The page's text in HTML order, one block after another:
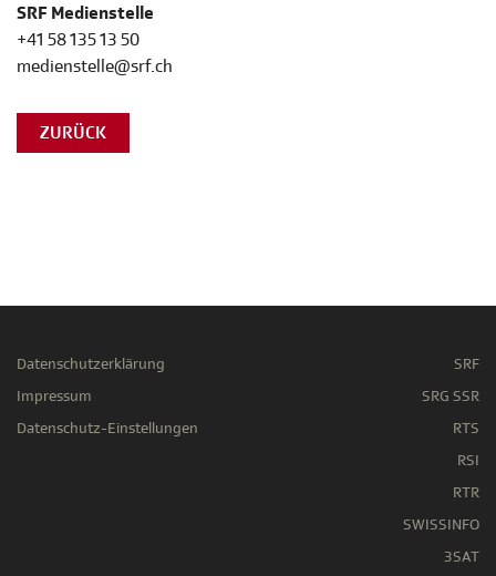
SRF Medienstelle
+41 58 135 13 50
medienstelle@srf.ch
ZURÜCK
Datenschutzerklärung
Impressum
Datenschutz-Einstellungen
SRF
SRG SSR
RTS
RSI
RTR
SWISSINFO
3SAT